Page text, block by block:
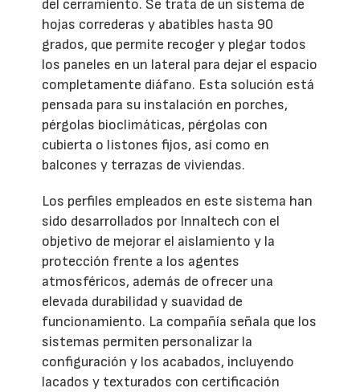
del cerramiento. Se trata de un sistema de
hojas correderas y abatibles hasta 90
grados, que permite recoger y plegar todos
los paneles en un lateral para dejar el espacio
completamente diáfano. Esta solución está
pensada para su instalación en porches,
pérgolas bioclimáticas, pérgolas con
cubierta o listones fijos, así como en
balcones y terrazas de viviendas.
Los perfiles empleados en este sistema han
sido desarrollados por Innaltech con el
objetivo de mejorar el aislamiento y la
protección frente a los agentes
atmosféricos, además de ofrecer una
elevada durabilidad y suavidad de
funcionamiento. La compañía señala que los
sistemas permiten personalizar la
configuración y los acabados, incluyendo
lacados y texturados con certificación